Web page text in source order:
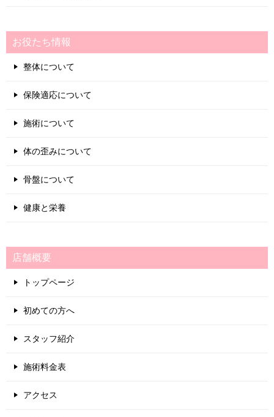
お役たち情報
整体について
保険適応について
施術について
体の歪みについて
骨盤について
健康と栄養
店舗概要
トップページ
初めての方へ
スタッフ紹介
施術料金表
アクセス